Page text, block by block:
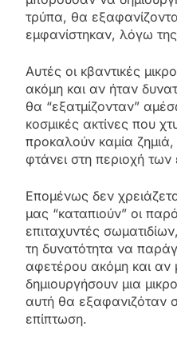
τρύπα, θα
εμφανίστηκαν, λόγω της
Αυτές οι κβαντικές
ακόμη και αν ήταν
θα “εξατμίζονταν”
κοσμικές ακτίνες που
προκαλούν καμία
φτάνει στη περιοχή
Επομένως δεν
μας “καταπιούν” οι
επιταχυντές
τη δυνατότητα να
αφετέρου ακόμη και
δημιουργήσουν μια
αυτή θα εξαφανιζόταν
επίπτωση.